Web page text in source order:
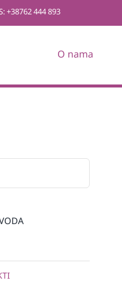
+38762 444 893
O nama